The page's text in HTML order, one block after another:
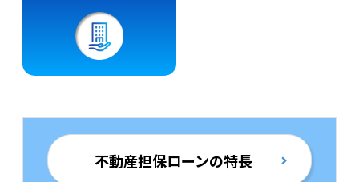
不動産担保ローンの特長